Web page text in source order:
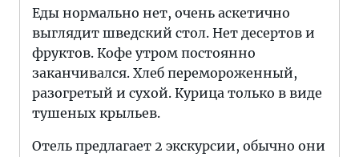
Еды нормально нет, очень аскетично
выглядит шведский стол. Нет десертов и
фруктов. Кофе утром постоянно
заканчивался. Хлеб перемороженный,
разогретый и сухой. Курица только в виде
тушеных крыльев.
Отель предлагает 2 экскурсии, обычно они